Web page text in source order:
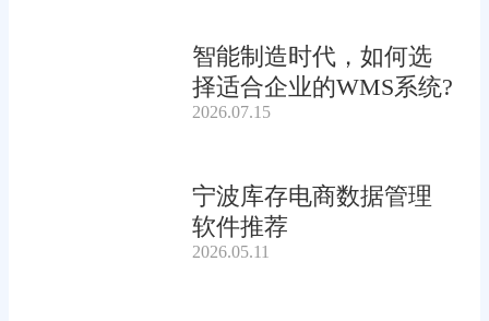
智能制造时代，如何选
择适合企业的WMS系统?
2026.07.15
宁波库存电商数据管理
软件推荐
2026.05.11